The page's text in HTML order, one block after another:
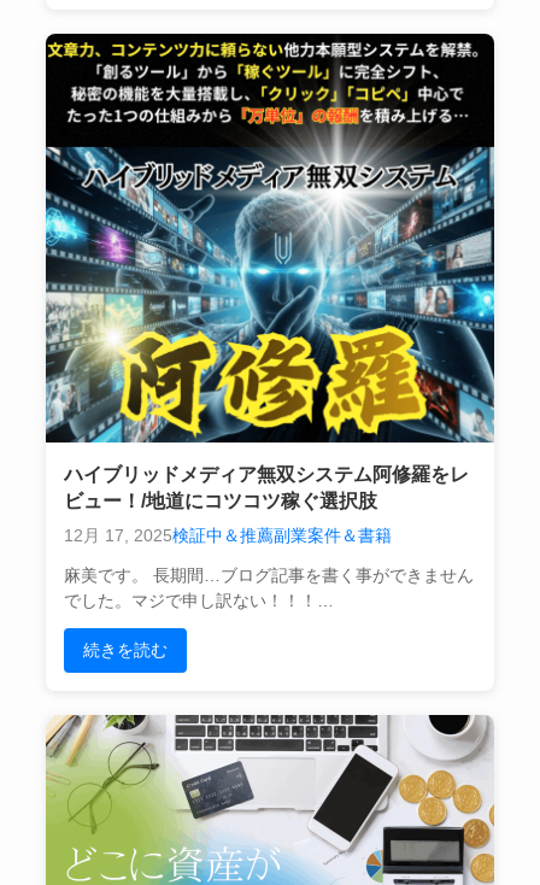
ハイブリッドメディア無双システム阿修羅をレ
ビュー！/地道にコツコツ稼ぐ選択肢
12月 17, 2025検証中＆推薦副業案件＆書籍
麻美です。 長期間…ブログ記事を書く事ができません
でした。マジで申し訳ない！！！…
続きを読む